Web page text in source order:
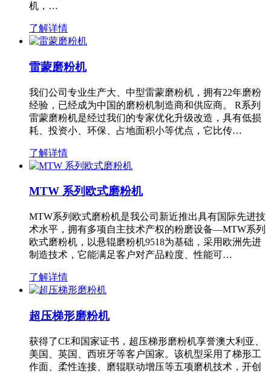
机，…
了解详情
雷蒙磨粉机
我们公司专业生产大、中型雷蒙磨粉机，拥有22年磨粉
经验，已经成为中国的磨粉机制造商和供应商。 R系列
雷蒙磨粉机是经过我们的专家优化升级改造，具有低损
耗、投资小、环保、占地面积小等优点，它比传…
了解详情
MTW 系列欧式磨粉机
MTW系列欧式磨粉机是我公司新近推出具有国际先进技
术水平，拥有多项自主技术产权的粉磨设备—MTW系列
欧式磨粉机，以悬辊磨粉机9518为基础，采用欧洲先进
制造技术，它能满足客户对产品粒度、性能可…
了解详情
超压梯形磨粉机
获得了CE和国家证书，超压梯形磨粉机享誉澳大利亚、
美国、英国、西班牙等客户国家。该机型采用了梯形工
作面、柔性连接、磨辊联动增压等五项磨机技术，开创